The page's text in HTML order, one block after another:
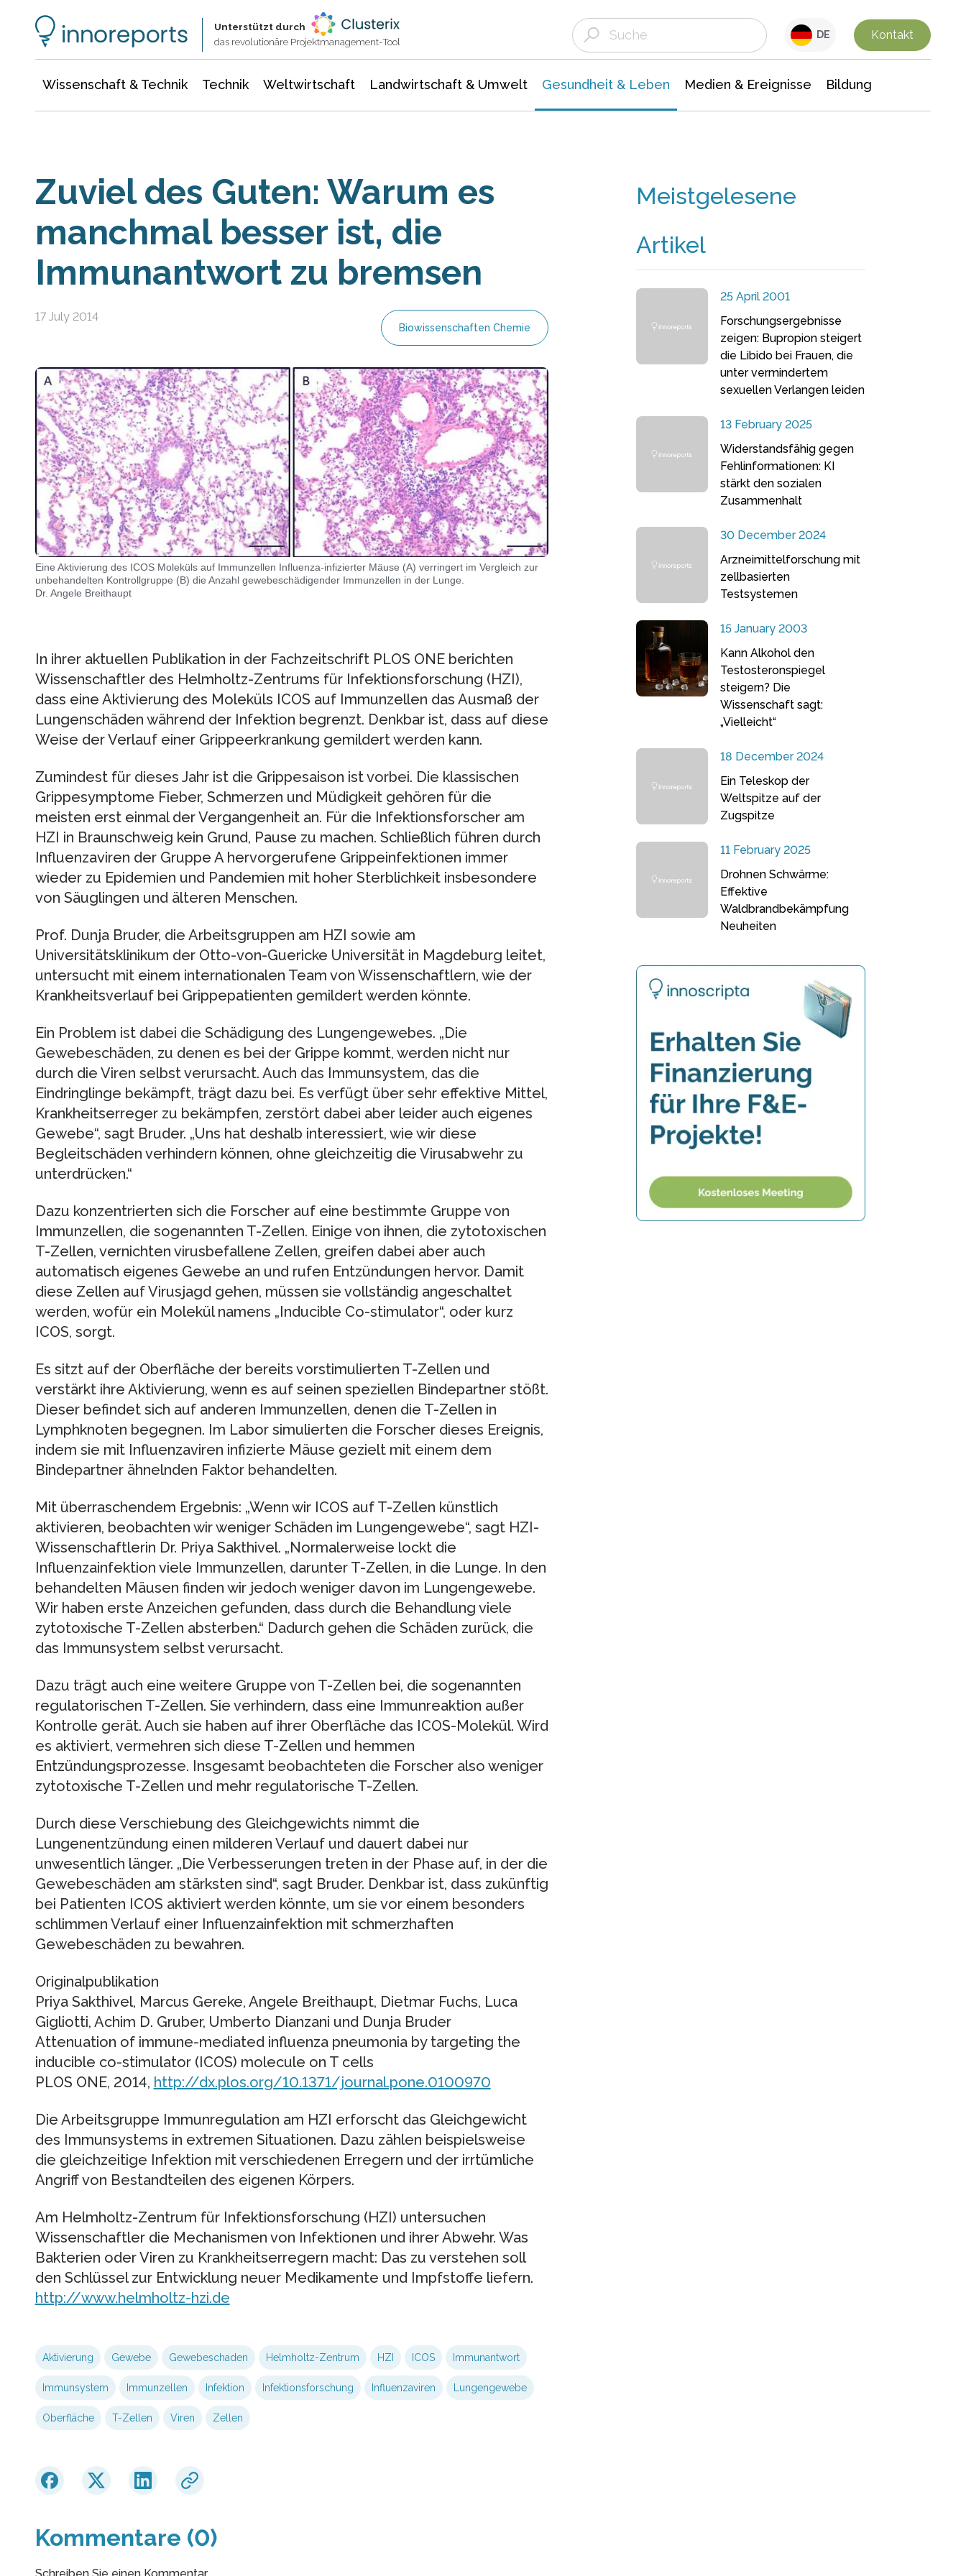
Unterstützt durch
das revolutionäre Projektmanagement-Tool
DE Kontakt
Wissenschaft & Technik Technik Weltwirtschaft Landwirtschaft & Umwelt Gesundheit & Leben Medien & Ereignisse Bildung
Zuviel des Guten: Warum es
manchmal besser ist, die
Immunantwort zu bremsen
17 July 2014
Biowissenschaften Chemie
Eine Aktivierung des ICOS Moleküls auf Immunzellen Influenza-infizierter Mäuse (A) verringert im Vergleich zur
unbehandelten Kontrollgruppe (B) die Anzahl gewebeschädigender Immunzellen in der Lunge.
Dr. Angele Breithaupt
In ihrer aktuellen Publikation in der Fachzeitschrift PLOS ONE berichten
Wissenschaftler des Helmholtz-Zentrums für Infektionsforschung (HZI),
dass eine Aktivierung des Moleküls ICOS auf Immunzellen das Ausmaß der
Lungenschäden während der Infektion begrenzt. Denkbar ist, dass auf diese
Weise der Verlauf einer Grippeerkrankung gemildert werden kann.
Zumindest für dieses Jahr ist die Grippesaison ist vorbei. Die klassischen
Grippesymptome Fieber, Schmerzen und Müdigkeit gehören für die
meisten erst einmal der Vergangenheit an. Für die Infektionsforscher am
HZI in Braunschweig kein Grund, Pause zu machen. Schließlich führen durch
Influenzaviren der Gruppe A hervorgerufene Grippeinfektionen immer
wieder zu Epidemien und Pandemien mit hoher Sterblichkeit insbesondere
von Säuglingen und älteren Menschen.
Prof. Dunja Bruder, die Arbeitsgruppen am HZI sowie am
Universitätsklinikum der Otto-von-Guericke Universität in Magdeburg leitet,
untersucht mit einem internationalen Team von Wissenschaftlern, wie der
Krankheitsverlauf bei Grippepatienten gemildert werden könnte.
Ein Problem ist dabei die Schädigung des Lungengewebes. „Die
Gewebeschäden, zu denen es bei der Grippe kommt, werden nicht nur
durch die Viren selbst verursacht. Auch das Immunsystem, das die
Eindringlinge bekämpft, trägt dazu bei. Es verfügt über sehr effektive Mittel,
Krankheitserreger zu bekämpfen, zerstört dabei aber leider auch eigenes
Gewebe“, sagt Bruder. „Uns hat deshalb interessiert, wie wir diese
Begleitschäden verhindern können, ohne gleichzeitig die Virusabwehr zu
unterdrücken.“
Dazu konzentrierten sich die Forscher auf eine bestimmte Gruppe von
Immunzellen, die sogenannten T-Zellen. Einige von ihnen, die zytotoxischen
T-Zellen, vernichten virusbefallene Zellen, greifen dabei aber auch
automatisch eigenes Gewebe an und rufen Entzündungen hervor. Damit
diese Zellen auf Virusjagd gehen, müssen sie vollständig angeschaltet
werden, wofür ein Molekül namens „Inducible Co-stimulator“, oder kurz
ICOS, sorgt.
Es sitzt auf der Oberfläche der bereits vorstimulierten T-Zellen und
verstärkt ihre Aktivierung, wenn es auf seinen speziellen Bindepartner stößt.
Dieser befindet sich auf anderen Immunzellen, denen die T-Zellen in
Lymphknoten begegnen. Im Labor simulierten die Forscher dieses Ereignis,
indem sie mit Influenzaviren infizierte Mäuse gezielt mit einem dem
Bindepartner ähnelnden Faktor behandelten.
Mit überraschendem Ergebnis: „Wenn wir ICOS auf T-Zellen künstlich
aktivieren, beobachten wir weniger Schäden im Lungengewebe“, sagt HZI-
Wissenschaftlerin Dr. Priya Sakthivel. „Normalerweise lockt die
Influenzainfektion viele Immunzellen, darunter T-Zellen, in die Lunge. In den
behandelten Mäusen finden wir jedoch weniger davon im Lungengewebe.
Wir haben erste Anzeichen gefunden, dass durch die Behandlung viele
zytotoxische T-Zellen absterben.“ Dadurch gehen die Schäden zurück, die
das Immunsystem selbst verursacht.
Dazu trägt auch eine weitere Gruppe von T-Zellen bei, die sogenannten
regulatorischen T-Zellen. Sie verhindern, dass eine Immunreaktion außer
Kontrolle gerät. Auch sie haben auf ihrer Oberfläche das ICOS-Molekül. Wird
es aktiviert, vermehren sich diese T-Zellen und hemmen
Entzündungsprozesse. Insgesamt beobachteten die Forscher also weniger
zytotoxische T-Zellen und mehr regulatorische T-Zellen.
Durch diese Verschiebung des Gleichgewichts nimmt die
Lungenentzündung einen milderen Verlauf und dauert dabei nur
unwesentlich länger. „Die Verbesserungen treten in der Phase auf, in der die
Gewebeschäden am stärksten sind“, sagt Bruder. Denkbar ist, dass zukünftig
bei Patienten ICOS aktiviert werden könnte, um sie vor einem besonders
schlimmen Verlauf einer Influenzainfektion mit schmerzhaften
Gewebeschäden zu bewahren.
Originalpublikation
Priya Sakthivel, Marcus Gereke, Angele Breithaupt, Dietmar Fuchs, Luca
Gigliotti, Achim D. Gruber, Umberto Dianzani und Dunja Bruder
Attenuation of immune-mediated influenza pneumonia by targeting the
inducible co-stimulator (ICOS) molecule on T cells
PLOS ONE, 2014, http://dx.plos.org/10.1371/journal.pone.0100970
Die Arbeitsgruppe Immunregulation am HZI erforscht das Gleichgewicht
des Immunsystems in extremen Situationen. Dazu zählen beispielsweise
die gleichzeitige Infektion mit verschiedenen Erregern und der irrtümliche
Angriff von Bestandteilen des eigenen Körpers.
Am Helmholtz-Zentrum für Infektionsforschung (HZI) untersuchen
Wissenschaftler die Mechanismen von Infektionen und ihrer Abwehr. Was
Bakterien oder Viren zu Krankheitserregern macht: Das zu verstehen soll
den Schlüssel zur Entwicklung neuer Medikamente und Impfstoffe liefern.
http://www.helmholtz-hzi.de
Aktivierung Gewebe Gewebeschaden Helmholtz-Zentrum HZI ICOS Immunantwort
Immunsystem Immunzellen Infektion Infektionsforschung Influenzaviren Lungengewebe
Oberfläche T-Zellen Viren Zellen
Kommentare (0)
Meistgelesene
Artikel
25 April 2001
Forschungsergebnisse
zeigen: Bupropion steigert
die Libido bei Frauen, die
unter vermindertem
sexuellen Verlangen leiden
13 February 2025
Widerstandsfähig gegen
Fehlinformationen: KI
stärkt den sozialen
Zusammenhalt
30 December 2024
Arzneimittelforschung mit
zellbasierten
Testsystemen
15 January 2003
Kann Alkohol den
Testosteronspiegel
steigern? Die
Wissenschaft sagt:
„Vielleicht“
18 December 2024
Ein Teleskop der
Weltspitze auf der
Zugspitze
11 February 2025
Drohnen Schwärme:
Effektive
Waldbrandbekämpfung
Neuheiten